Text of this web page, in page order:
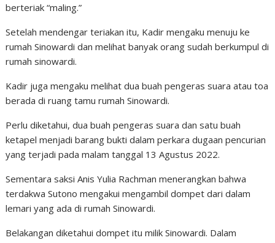
berteriak “maling.”
Setelah mendengar teriakan itu, Kadir mengaku menuju ke
rumah Sinowardi dan melihat banyak orang sudah berkumpul di
rumah sinowardi.
Kadir juga mengaku melihat dua buah pengeras suara atau toa
berada di ruang tamu rumah Sinowardi.
Perlu diketahui, dua buah pengeras suara dan satu buah
ketapel menjadi barang bukti dalam perkara dugaan pencurian
yang terjadi pada malam tanggal 13 Agustus 2022.
Sementara saksi Anis Yulia Rachman menerangkan bahwa
terdakwa Sutono mengakui mengambil dompet dari dalam
lemari yang ada di rumah Sinowardi.
Belakangan diketahui dompet itu milik Sinowardi. Dalam